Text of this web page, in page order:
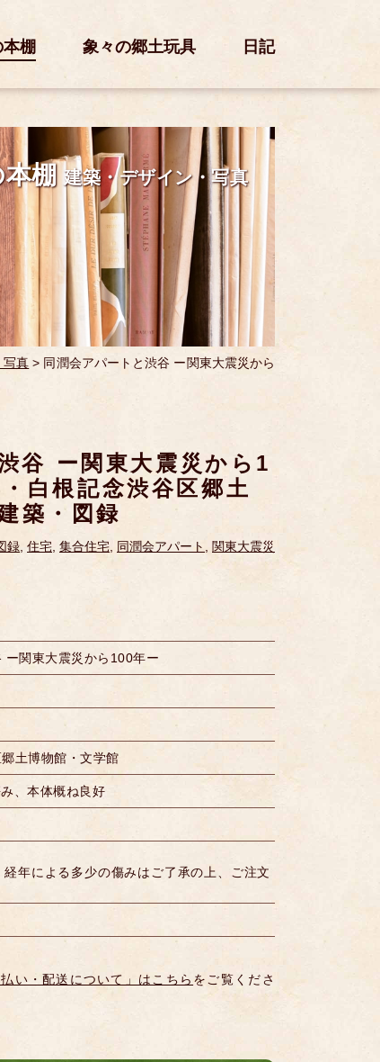
棚 象々の郷土玩具 日記
棚 建築・デザイン・写真
写真 > 同潤会アパートと渋谷 ー関東大震災から
谷 ー関東大震災から1
白根記念渋谷区郷土
築・図録
録, 住宅, 集合住宅, 同潤会アパート , 関東大震災
ー関東大震災から100年ー
土博物館・文学館
、本体概ね良好
年による多少の傷みはご了承の上、ご注文
い・配送について」はこちら をご覧くださ